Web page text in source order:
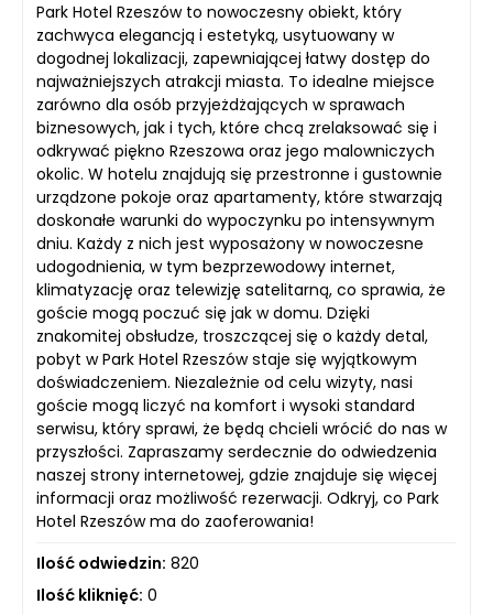
Park Hotel Rzeszów to nowoczesny obiekt, który
zachwyca elegancją i estetyką, usytuowany w
dogodnej lokalizacji, zapewniającej łatwy dostęp do
najważniejszych atrakcji miasta. To idealne miejsce
zarówno dla osób przyjeżdżających w sprawach
biznesowych, jak i tych, które chcą zrelaksować się i
odkrywać piękno Rzeszowa oraz jego malowniczych
okolic. W hotelu znajdują się przestronne i gustownie
urządzone pokoje oraz apartamenty, które stwarzają
doskonałe warunki do wypoczynku po intensywnym
dniu. Każdy z nich jest wyposażony w nowoczesne
udogodnienia, w tym bezprzewodowy internet,
klimatyzację oraz telewizję satelitarną, co sprawia, że
goście mogą poczuć się jak w domu. Dzięki
znakomitej obsłudze, troszczącej się o każdy detal,
pobyt w Park Hotel Rzeszów staje się wyjątkowym
doświadczeniem. Niezależnie od celu wizyty, nasi
goście mogą liczyć na komfort i wysoki standard
serwisu, który sprawi, że będą chcieli wrócić do nas w
przyszłości. Zapraszamy serdecznie do odwiedzenia
naszej strony internetowej, gdzie znajduje się więcej
informacji oraz możliwość rezerwacji. Odkryj, co Park
Hotel Rzeszów ma do zaoferowania!
Ilość odwiedzin: 820
Ilość kliknięć: 0